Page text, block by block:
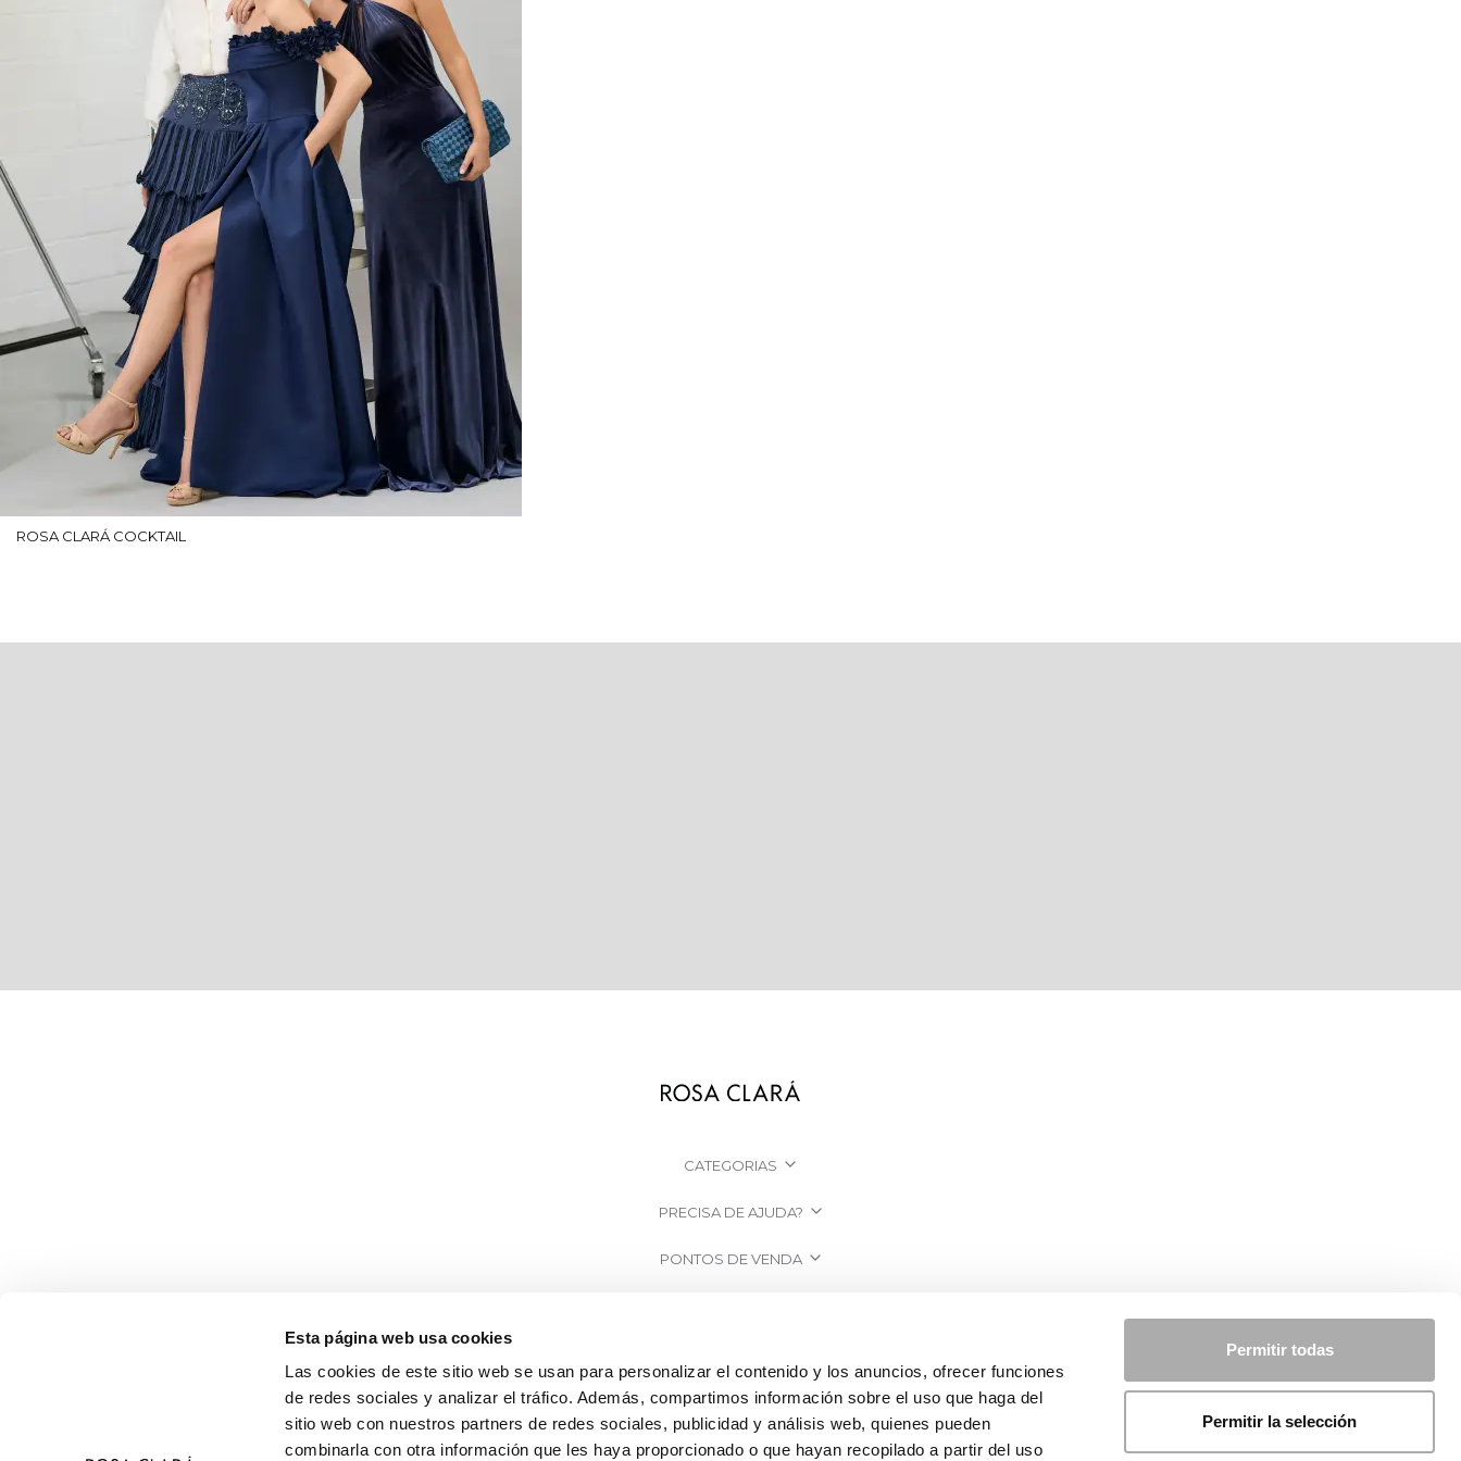
Esta página web usa cookies
Las cookies de este sitio web se usan para personalizar el contenido y los anuncios, ofrecer funciones
de redes sociales y analizar el tráfico. Además, compartimos información sobre el uso que haga del
sitio web con nuestros partners de redes sociales, publicidad y análisis web, quienes pueden
combinarla con otra información que les haya proporcionado o que hayan recopilado a partir del uso
Permitir todas
Permitir la selección
ROSA CLARÁ COCKTAIL
CATEGORIAS
PRECISA DE AJUDA?
PONTOS DE VENDA